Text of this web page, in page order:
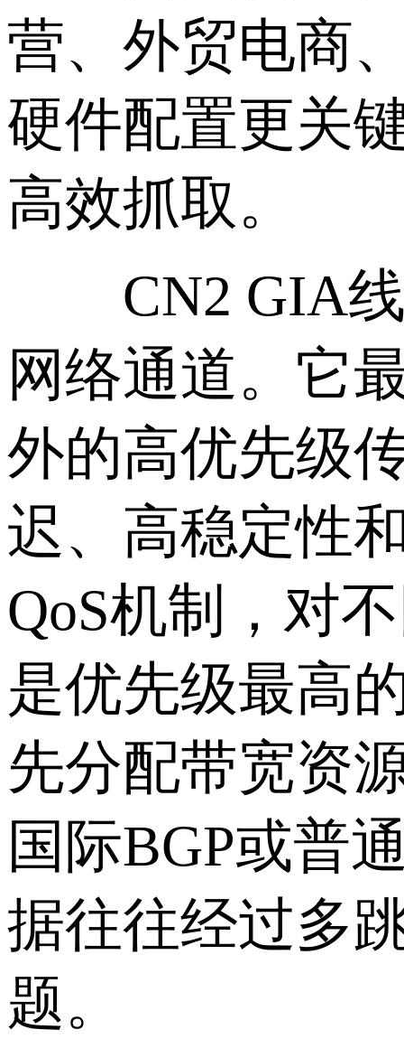
营、外贸电商
硬件配置更关
高效抓取。
CN2 GIA线
网络通道。它
外的高优先级
迟、高稳定性
QoS机制，对
是优先级最高
先分配带宽资
国际BGP或普
据往往经过多
题。